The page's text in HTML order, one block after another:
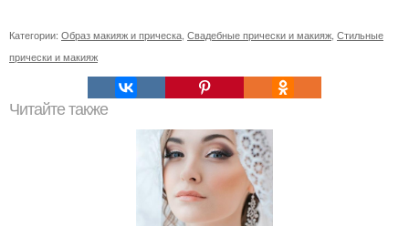
Категории: Образ макияж и прическа, Свадебные прически и макияж, Стильные
прически и макияж
Читайте также